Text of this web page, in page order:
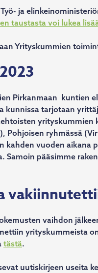
ja
taustasta voi lukea
Yrityskummien
Pirkanmaan kuntien
kunnissa tarjotaan
Pohjoisen ryhmässä
kahden vuoden
Samoin pääsimme
vaihdon
yrityskummeista
tästä.
uutiskirjeen useita